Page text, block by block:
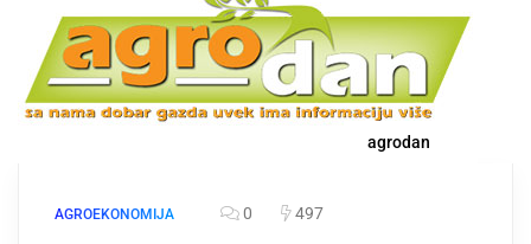
agrodan
AGROEKONOMIJA 0 497